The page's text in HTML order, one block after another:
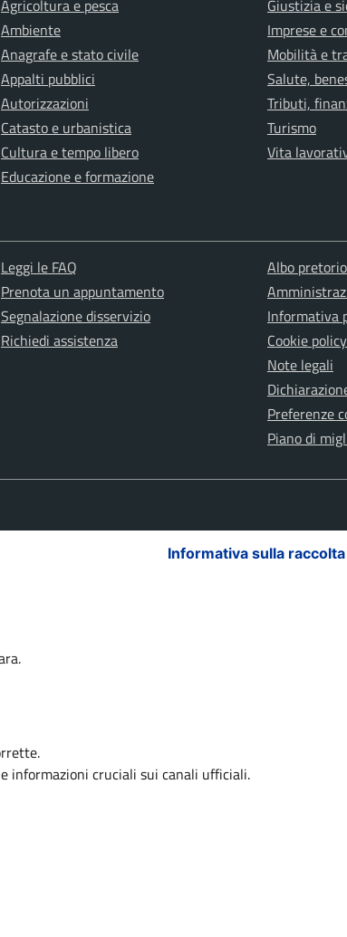
Agricoltura e pesca
Ambiente
Anagrafe e stato civile
Appalti pubblici
Autorizzazioni
Catasto e urbanistica
Cultura e tempo libero
Educazione e formazione
Giustizia e
Imprese e
Mobilità e
Salute,
Tributi,
Turismo
Vita
Leggi le FAQ
Prenota un appuntamento
Segnalazione disservizio
Richiedi assistenza
Albo pretorio
Informativa
Cookie policy
Note legali
Preferenze
Piano di
Informativa sulla raccolta